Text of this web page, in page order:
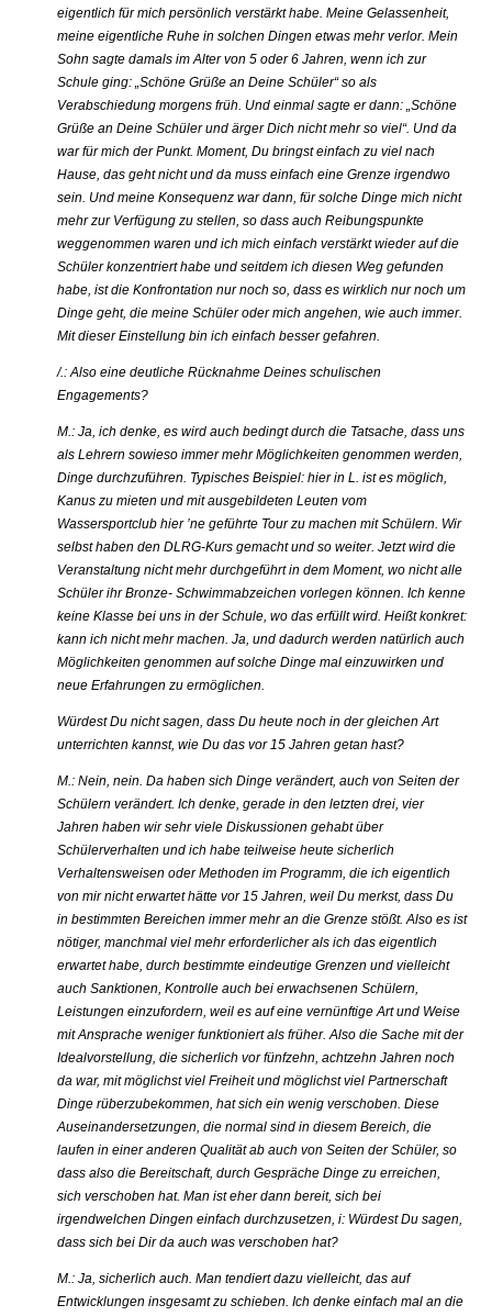
eigentlich für mich persönlich verstärkt habe. Meine Gelassenheit,
meine eigentliche Ruhe in solchen Dingen etwas mehr verlor. Mein
Sohn sagte damals im Alter von 5 oder 6 Jahren, wenn ich zur
Schule ging: „Schöne Grüße an Deine Schüler“ so als
Verabschiedung morgens früh. Und einmal sagte er dann: „Schöne
Grüße an Deine Schüler und ärger Dich nicht mehr so viel“. Und da
war für mich der Punkt. Moment, Du bringst einfach zu viel nach
Hause, das geht nicht und da muss einfach eine Grenze irgendwo
sein. Und meine Konsequenz war dann, für solche Dinge mich nicht
mehr zur Verfügung zu stellen, so dass auch Reibungspunkte
weggenommen waren und ich mich einfach verstärkt wieder auf die
Schüler konzentriert habe und seitdem ich diesen Weg gefunden
habe, ist die Konfrontation nur noch so, dass es wirklich nur noch um
Dinge geht, die meine Schüler oder mich angehen, wie auch immer.
Mit dieser Einstellung bin ich einfach besser gefahren.
/.: Also eine deutliche Rücknahme Deines schulischen
Engagements?
M.: Ja, ich denke, es wird auch bedingt durch die Tatsache, dass uns
als Lehrern sowieso immer mehr Möglichkeiten genommen werden,
Dinge durchzuführen. Typisches Beispiel: hier in L. ist es möglich,
Kanus zu mieten und mit ausgebildeten Leuten vom
Wassersportclub hier ’ne geführte Tour zu machen mit Schülern. Wir
selbst haben den DLRG-Kurs gemacht und so weiter. Jetzt wird die
Veranstaltung nicht mehr durchgeführt in dem Moment, wo nicht alle
Schüler ihr Bronze- Schwimmabzeichen vorlegen können. Ich kenne
keine Klasse bei uns in der Schule, wo das erfüllt wird. Heißt konkret:
kann ich nicht mehr machen. Ja, und dadurch werden natürlich auch
Möglichkeiten genommen auf solche Dinge mal einzuwirken und
neue Erfahrungen zu ermöglichen.
Würdest Du nicht sagen, dass Du heute noch in der gleichen Art
unterrichten kannst, wie Du das vor 15 Jahren getan hast?
M.: Nein, nein. Da haben sich Dinge verändert, auch von Seiten der
Schülern verändert. Ich denke, gerade in den letzten drei, vier
Jahren haben wir sehr viele Diskussionen gehabt über
Schülerverhalten und ich habe teilweise heute sicherlich
Verhaltensweisen oder Methoden im Programm, die ich eigentlich
von mir nicht erwartet hätte vor 15 Jahren, weil Du merkst, dass Du
in bestimmten Bereichen immer mehr an die Grenze stößt. Also es ist
nötiger, manchmal viel mehr erforderlicher als ich das eigentlich
erwartet habe, durch bestimmte eindeutige Grenzen und vielleicht
auch Sanktionen, Kontrolle auch bei erwachsenen Schülern,
Leistungen einzufordern, weil es auf eine vernünftige Art und Weise
mit Ansprache weniger funktioniert als früher. Also die Sache mit der
Idealvorstellung, die sicherlich vor fünfzehn, achtzehn Jahren noch
da war, mit möglichst viel Freiheit und möglichst viel Partnerschaft
Dinge rüberzubekommen, hat sich ein wenig verschoben. Diese
Auseinandersetzungen, die normal sind in diesem Bereich, die
laufen in einer anderen Qualität ab auch von Seiten der Schüler, so
dass also die Bereitschaft, durch Gespräche Dinge zu erreichen,
sich verschoben hat. Man ist eher dann bereit, sich bei
irgendwelchen Dingen einfach durchzusetzen, i: Würdest Du sagen,
dass sich bei Dir da auch was verschoben hat?
M.: Ja, sicherlich auch. Man tendiert dazu vielleicht, das auf
Entwicklungen insgesamt zu schieben. Ich denke einfach mal an die